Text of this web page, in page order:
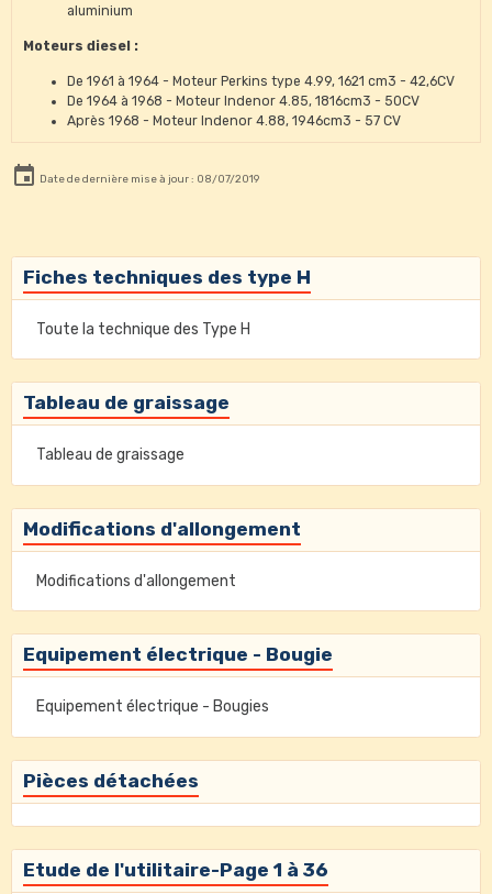
aluminium
Moteurs diesel :
De 1961 à 1964 - Moteur Perkins type 4.99, 1621 cm3 - 42,6CV
De 1964 à 1968 - Moteur Indenor 4.85, 1816cm3 - 50CV
Après 1968 - Moteur Indenor 4.88, 1946cm3 - 57 CV
Date de dernière mise à jour : 08/07/2019
Fiches techniques des type H
Toute la technique des Type H
Tableau de graissage
Tableau de graissage
Modifications d'allongement
Modifications d'allongement
Equipement électrique - Bougie
Equipement électrique - Bougies
Pièces détachées
Etude de l'utilitaire-Page 1 à 36